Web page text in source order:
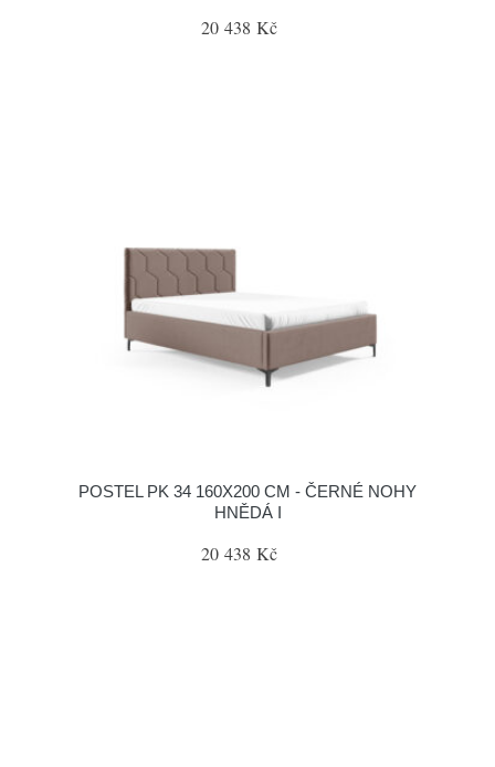
20 438 Kč
POSTEL PK 34 160X200 CM - ČERNÉ NOHY
HNĚDÁ I
20 438 Kč